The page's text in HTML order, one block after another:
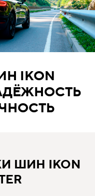
IKON
ШИН IKON